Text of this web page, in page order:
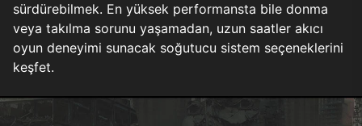
sürdürebilmek. En yüksek performansta bile donma
veya takılma sorunu yaşamadan, uzun saatler akıcı
oyun deneyimi sunacak soğutucu sistem seçeneklerini
keşfet.